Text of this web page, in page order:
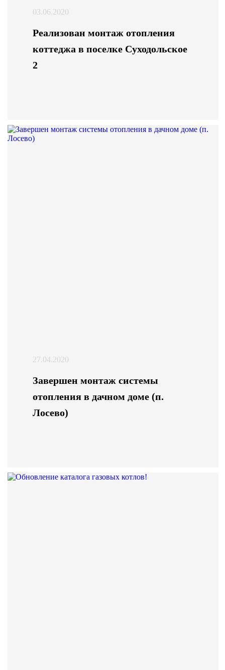
03.06.2020
Реализован монтаж отопления
коттеджа в поселке Суходольское
2
27.04.2020
Завершен монтаж системы
отопления в дачном доме (п.
Лосево)